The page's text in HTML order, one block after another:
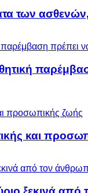
των
και